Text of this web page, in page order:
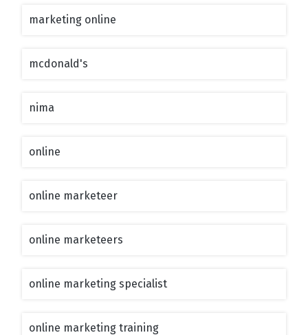
marketing online
mcdonald's
nima
online
online marketeer
online marketeers
online marketing specialist
online marketing training